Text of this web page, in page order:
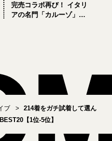
完売コラボ再び！ イタリ
アの名門「カルーゾ」で
ブ
214着をガチ試着して選ん
【1位-5位】